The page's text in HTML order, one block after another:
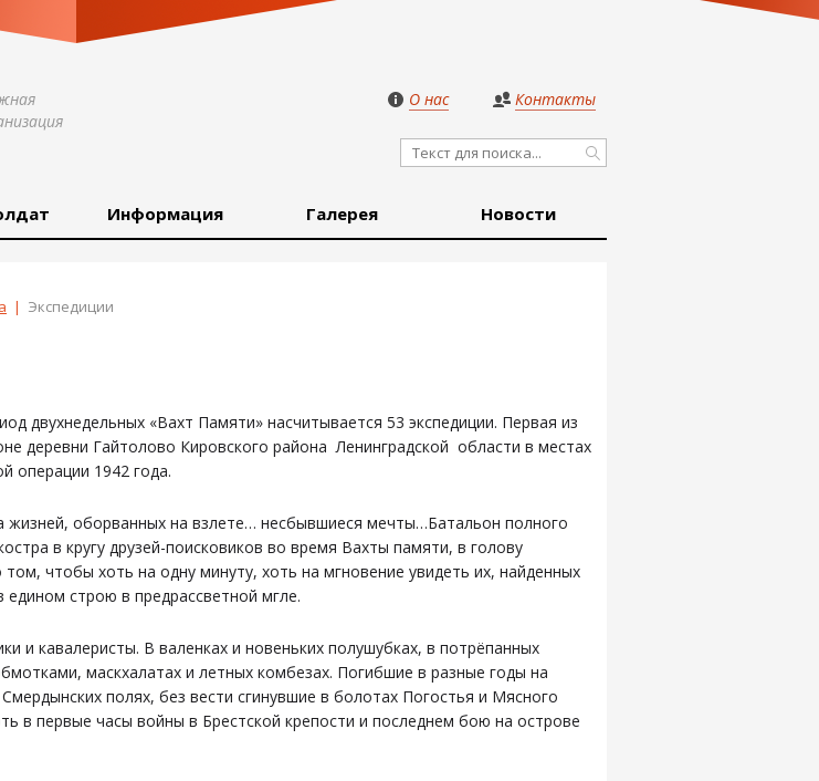
О нас Контакты
Информация Галерея Новости
| Экспедиции
двухнедельных «Вахт Памяти» насчитывается 53 экспедиции. Первая из
деревни Гайтолово Кировского района Ленинградской области в местах
операции 1942 года.
жизней, оборванных на взлете… несбывшиеся мечты…Батальон полного
в кругу друзей-поисковиков во время Вахты памяти, в голову
чтобы хоть на одну минуту, хоть на мгновение увидеть их, найденных
строю в предрассветной мгле.
и кавалеристы. В валенках и новеньких полушубках, в потрёпанных
маскхалатах и летных комбезах. Погибшие в разные годы на
полях, без вести сгинувшие в болотах Погостья и Мясного
в первые часы войны в Брестской крепости и последнем бою на острове